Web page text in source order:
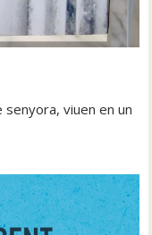
viuen en un